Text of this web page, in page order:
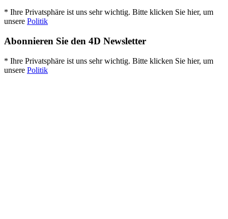
* Ihre Privatsphäre ist uns sehr wichtig. Bitte klicken Sie hier, um
unsere Politik
Abonnieren Sie den 4D Newsletter
* Ihre Privatsphäre ist uns sehr wichtig. Bitte klicken Sie hier, um
unsere Politik